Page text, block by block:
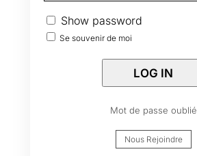
Show password
Se souvenir de moi
Mot de passe oublié
Nous Rejoindre